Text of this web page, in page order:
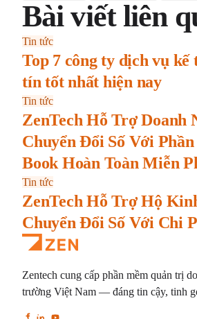
Bài viết liên
Tin tức
Top 7 công ty dịch vụ kế
tín tốt nhất hiện nay
Tin tức
ZenTech Hỗ Trợ Doanh
Chuyển Đổi Số Với
Book Hoàn Toàn Miễn
Tin tức
ZenTech Hỗ Trợ Hộ
Chuyển Đổi Số Với Chi
Zentech cung cấp phần mềm quản trị
trường Việt Nam — đáng tin cậy, tinh